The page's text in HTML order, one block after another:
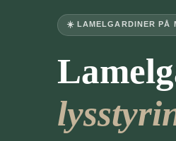
☀️ LAMELGARDINER PÅ